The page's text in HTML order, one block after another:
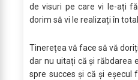
de visuri pe care vi le-ați
dorim să vi le realizați în
Tinerețea vă face să vă
dar nu uitați că și răbdarea
spre succes și că și eșecul